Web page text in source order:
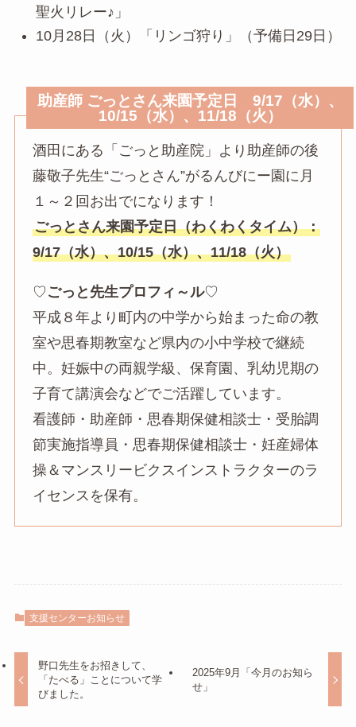
聖火リレー♪」
10月28日（火）「リンゴ狩り」（予備日29日）
助産師 ごっとさん来園予定日 9/17（水）、
10/15（水）、11/18（火）
酒田にある「ごっと助産院」より助産師の後
藤敬子先生“ごっとさん”がるんびにー園に月
１～２回お出でになります！
ごっとさん来園予定日（わくわくタイム）：
9/17（水）、10/15（水）、11/18（火）
♡ ごっと先生プロフィ～ル♡
平成８年より町内の中学から始まった命の教
室や思春期教室など県内の小中学校で継続
中。妊娠中の両親学級、保育園、乳幼児期の
子育て講演会などでご活躍しています。
看護師・助産師・思春期保健相談士・受胎調
節実施指導員・思春期保健相談士・妊産婦体
操＆マンスリービクスインストラクターのラ
イセンスを保有。
支援センターお知らせ
野口先生をお招きして、
「たべる」ことについて学
びました。
2025年9月「今月のお知ら
せ」